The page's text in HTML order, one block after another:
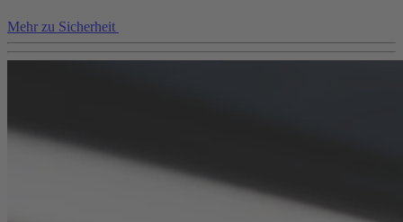
Mehr zu Sicherheit